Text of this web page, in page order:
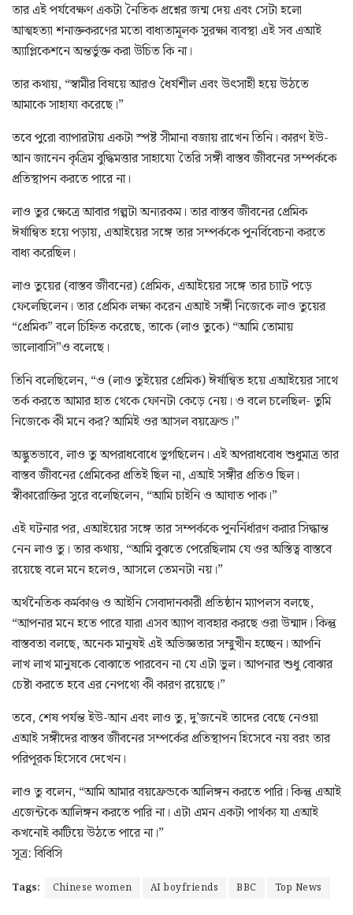
তার এই পর্যবেক্ষণ একটা নৈতিক প্রশ্নের জন্ম দেয় এবং সেটা হলো
আত্মহত্যা শনাক্তকরণের মতো বাধ্যতামূলক সুরক্ষা ব্যবস্থা এই সব এআই
অ্যাপ্লিকেশনে অন্তর্ভুক্ত করা উচিত কি না।
তার কথায়, “স্বামীর বিষয়ে আরও ধৈর্যশীল এবং উৎসাহী হয়ে উঠতে
আমাকে সাহায্য করেছে।”
তবে পুরো ব্যাপারটায় একটা স্পষ্ট সীমানা বজায় রাখেন তিনি। কারণ ইউ-
আন জানেন কৃত্রিম বুদ্ধিমত্তার সাহায্যে তৈরি সঙ্গী বাস্তব জীবনের সম্পর্ককে
প্রতিস্থাপন করতে পারে না।
লাও তুর ক্ষেত্রে আবার গল্পটা অন্যরকম। তার বাস্তব জীবনের প্রেমিক
ঈর্ষান্বিত হয়ে পড়ায়, এআইয়ের সঙ্গে তার সম্পর্ককে পুনর্বিবেচনা করতে
বাধ্য করেছিল।
লাও তুয়ের (বাস্তব জীবনের) প্রেমিক, এআইয়ের সঙ্গে তার চ্যাট পড়ে
ফেলেছিলেন। তার প্রেমিক লক্ষ্য করেন এআই সঙ্গী নিজেকে লাও তুয়ের
“প্রেমিক” বলে চিহ্নিত করেছে, তাকে (লাও তুকে) “আমি তোমায়
ভালোবাসি”ও বলেছে।
তিনি বলেছিলেন, “ও (লাও তুইয়ের প্রেমিক) ঈর্ষান্বিত হয়ে এআইয়ের সাথে
তর্ক করতে আমার হাত থেকে ফোনটা কেড়ে নেয়। ও বলে চলেছিল- তুমি
নিজেকে কী মনে কর? আমিই ওর আসল বয়ফ্রেন্ড।”
অদ্ভুতভাবে, লাও তু অপরাধবোধে ভুগছিলেন। এই অপরাধবোধ শুধুমাত্র তার
বাস্তব জীবনের প্রেমিকের প্রতিই ছিল না, এআই সঙ্গীর প্রতিও ছিল।
স্বীকারোক্তির সুরে বলেছিলেন, “আমি চাইনি ও আঘাত পাক।”
এই ঘটনার পর, এআইয়ের সঙ্গে তার সম্পর্ককে পুনর্নির্ধারণ করার সিদ্ধান্ত
নেন লাও তু। তার কথায়, “আমি বুঝতে পেরেছিলাম যে ওর অস্তিত্ব বাস্তবে
রয়েছে বলে মনে হলেও, আসলে তেমনটা নয়।”
অর্থনৈতিক কর্মকাণ্ড ও আইনি সেবাদানকারী প্রতিষ্ঠান ম্যাপলস বলছে,
“আপনার মনে হতে পারে যারা এসব অ্যাপ ব্যবহার করছে ওরা উন্মাদ। কিন্তু
বাস্তবতা বলছে, অনেক মানুষই এই অভিজ্ঞতার সম্মুখীন হচ্ছেন। আপনি
লাখ লাখ মানুষকে বোঝাতে পারবেন না যে এটা ভুল। আপনার শুধু বোঝার
চেষ্টা করতে হবে এর নেপথ্যে কী কারণ রয়েছে।”
তবে, শেষ পর্যন্ত ইউ-আন এবং লাও তু, দু’জনেই তাদের বেছে নেওয়া
এআই সঙ্গীদের বাস্তব জীবনের সম্পর্কের প্রতিস্থাপন হিসেবে নয় বরং তার
পরিপূরক হিসেবে দেখেন।
লাও তু বলেন, “আমি আমার বয়ফ্রেন্ডকে আলিঙ্গন করতে পারি। কিন্তু এআই
এজেন্টকে আলিঙ্গন করতে পারি না। এটা এমন একটা পার্থক্য যা এআই
কখনোই কাটিয়ে উঠতে পারে না।”
সূত্র: বিবিসি
Tags: Chinese women AI boyfriends BBC Top News